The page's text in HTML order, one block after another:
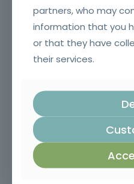
Formação Profissional
partners, who may
information that you
or that they have
their services.